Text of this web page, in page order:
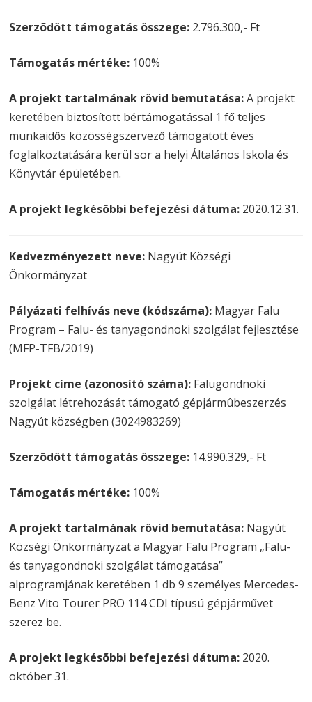
Szerzõdött támogatás összege: 2.796.300,- Ft
Támogatás mértéke: 100%
A projekt tartalmának rövid bemutatása:A projekt
keretében biztosított bértámogatással 1 fő teljes
munkaidős közösségszervező támogatott éves
foglalkoztatására kerül sor a helyi Általános Iskola és
Könyvtár épületében.
A projekt legkésõbbi befejezési dátuma: 2020.12.31.
Kedvezményezett neve: Nagyút Községi
Önkormányzat
Pályázati felhívás neve (kódszáma): Magyar Falu
Program – Falu- és tanyagondnoki szolgálat fejlesztése
(MFP-TFB/2019)
Projekt címe (azonosító száma): Falugondnoki
szolgálat létrehozását támogató gépjármûbeszerzés
Nagyút községben (3024983269)
Szerzõdött támogatás összege: 14.990.329,- Ft
Támogatás mértéke: 100%
A projekt tartalmának rövid bemutatása: Nagyút
Községi Önkormányzat a Magyar Falu Program „Falu-
és tanyagondnoki szolgálat támogatása”
alprogramjának keretében 1 db 9 személyes Mercedes-
Benz Vito Tourer PRO 114 CDI típusú gépjárművet
szerez be.
A projekt legkésõbbi befejezési dátuma: 2020.
október 31.